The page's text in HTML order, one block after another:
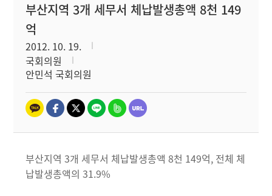
부산지역 3개 세무서 체납발생총액 8천 149
억
2012. 10. 19.
국회의원
안민석 국회의원
부산지역 3개 세무서 체납발생총액 8천 149억, 전체 체
납발생총액의 31.9%